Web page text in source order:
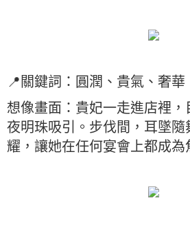
📍關鍵詞：圓潤、貴氣、奢華
想像畫面：貴妃一走進店裡
夜明珠吸引。步伐間，耳墜
耀，讓她在任何宴會上都成為